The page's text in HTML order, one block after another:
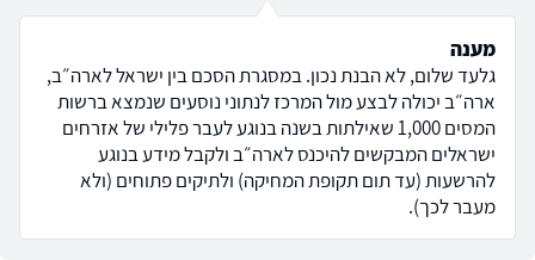
מענה
גלעד שלום, לא הבנת נכון. במסגרת הסכם בין ישראל לארה״ב,
ארה״ב יכולה לבצע מול המרכז לנתוני נוסעים שנמצא ברשות
המסים 1,000 שאילתות בשנה בנוגע לעבר פלילי של אזרחים
ישראלים המבקשים להיכנס לארה״ב ולקבל מידע בנוגע
להרשעות (עד תום תקופת המחיקה) ולתיקים פתוחים (ולא
מעבר לכך).